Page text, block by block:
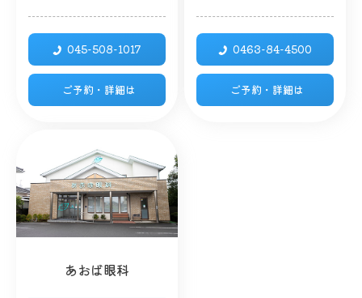
045-508-1017
ご予約・詳細は
0463-84-4500
ご予約・詳細は
あおば眼科